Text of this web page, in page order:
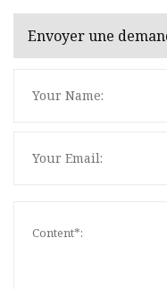
Envoyer une